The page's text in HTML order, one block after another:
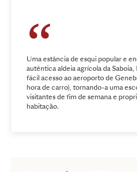
Uma estância de esqui popular e
autêntica aldeia agrícola da
fácil acesso ao aeroporto de
hora de carro), tornando-a uma
visitantes de fim de semana e
habitação.